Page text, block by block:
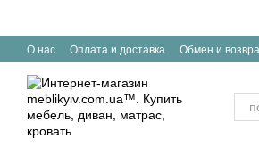
О нас Оплата и доставка Обмен и